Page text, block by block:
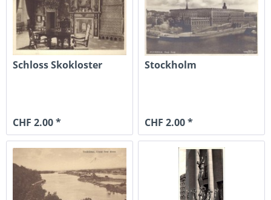
Schloss Skokloster
CHF 2.00 *
Stockholm
CHF 2.00 *